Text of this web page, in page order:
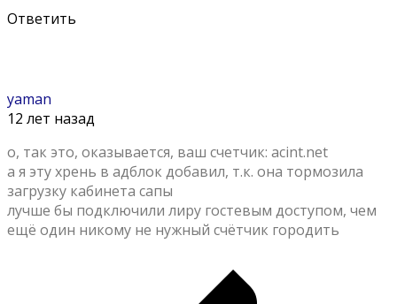
Ответить
yaman
12 лет назад
о, так это, оказывается, ваш счетчик: acint.net
а я эту хрень в адблок добавил, т.к. она тормозила
загрузку кабинета сапы
лучше бы подключили лиру гостевым доступом, чем
ещё один никому не нужный счётчик городить